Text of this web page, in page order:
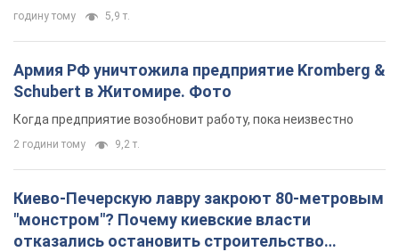
годину тому 5,9 т.
Армия РФ уничтожила предприятие Kromberg &
Schubert в Житомире. Фото
Когда предприятие возобновит работу, пока неизвестно
2 години тому 9,2 т.
Киево-Печерскую лавру закроют 80-метровым
"монстром"? Почему киевские власти
отказались остановить строительство